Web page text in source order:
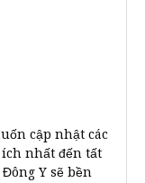
cập nhật các
nhất đến tất
Y sẽ bền